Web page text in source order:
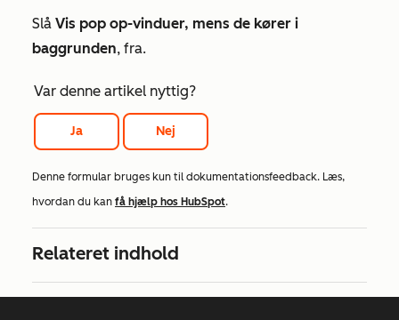
Slå Vis pop op-vinduer, mens de kører i
baggrunden, fra.
Var denne artikel nyttig?
Ja Nej
Denne formular bruges kun til dokumentationsfeedback. Læs,
hvordan du kan få hjælp hos HubSpot.
Relateret indhold